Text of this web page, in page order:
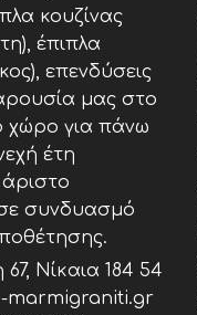
κουζίνας
έπιπλα
επενδύσεις
μας στο
χώρο για πάνω
έτη
συνδυασμό
Νίκαια 184 54
marmigraniti.gr